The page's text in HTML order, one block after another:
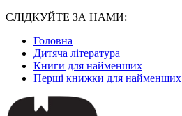
СЛІДКУЙТЕ ЗА НАМИ:
Головна
Дитяча література
Книги для найменших
Перші книжки для найменших